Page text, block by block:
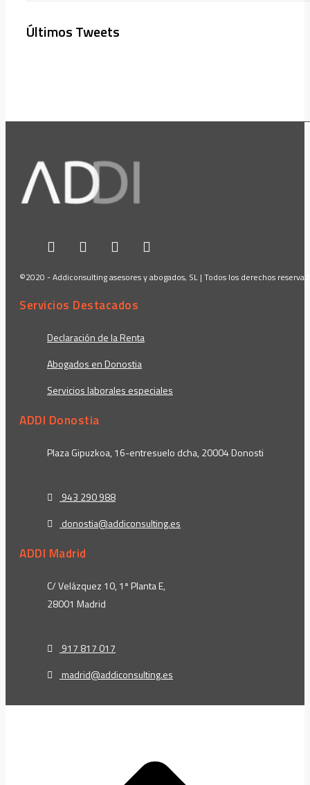
Últimos Tweets
©2020 - Addiconsulting asesores y abogados, SL | Todos los derechos
Servicios Destacados
Declaración de la Renta
Abogados en Donostia
Servicios laborales especiales
ADDI Donostia
Plaza Gipuzkoa, 16-entresuelo dcha, 20004 Donosti
943 290 988
donostia@addiconsulting.es
ADDI Madrid
C/ Velázquez 10, 1ª Planta E,
28001 Madrid
917 817 017
madrid@addiconsulting.es